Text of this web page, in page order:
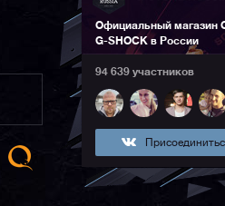
Официальный магазин
G-SHOCK в России
94 639 участников